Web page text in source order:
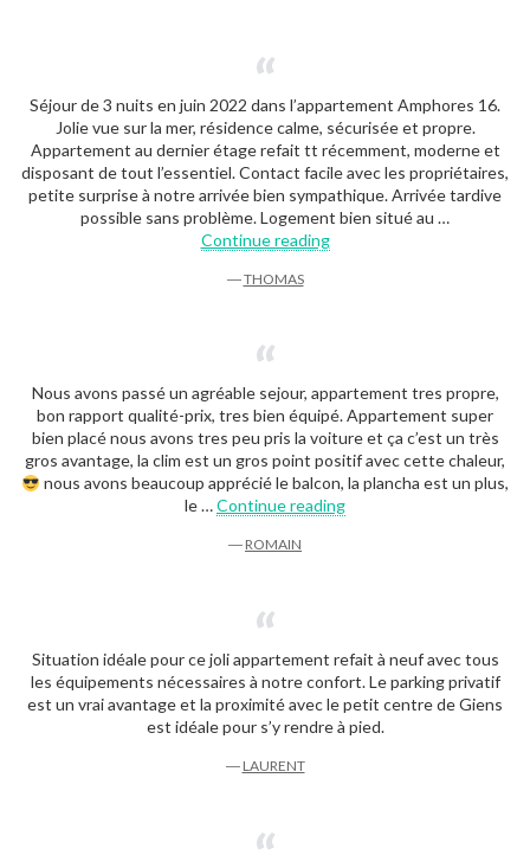
Séjour de 3 nuits en juin 2022 dans l’appartement Amphores 16.
Jolie vue sur la mer, résidence calme, sécurisée et propre.
Appartement au dernier étage refait tt récemment, moderne et
disposant de tout l’essentiel. Contact facile avec les propriétaires,
petite surprise à notre arrivée bien sympathique. Arrivée tardive
possible sans problème. Logement bien situé au …
Continue reading“Thomas”
―THOMAS
Nous avons passé un agréable sejour, appartement tres propre,
bon rapport qualité-prix, tres bien équipé. Appartement super
bien placé nous avons tres peu pris la voiture et ça c’est un très
gros avantage, la clim est un gros point positif avec cette chaleur,
nous avons beaucoup apprécié le balcon, la plancha est un plus,
le …Continue reading“Romain”
― ROMAIN
Situation idéale pour ce joli appartement refait à neuf avec tous
les équipements nécessaires à notre confort. Le parking privatif
est un vrai avantage et la proximité avec le petit centre de Giens
est idéale pour s’y rendre à pied.
― LAURENT